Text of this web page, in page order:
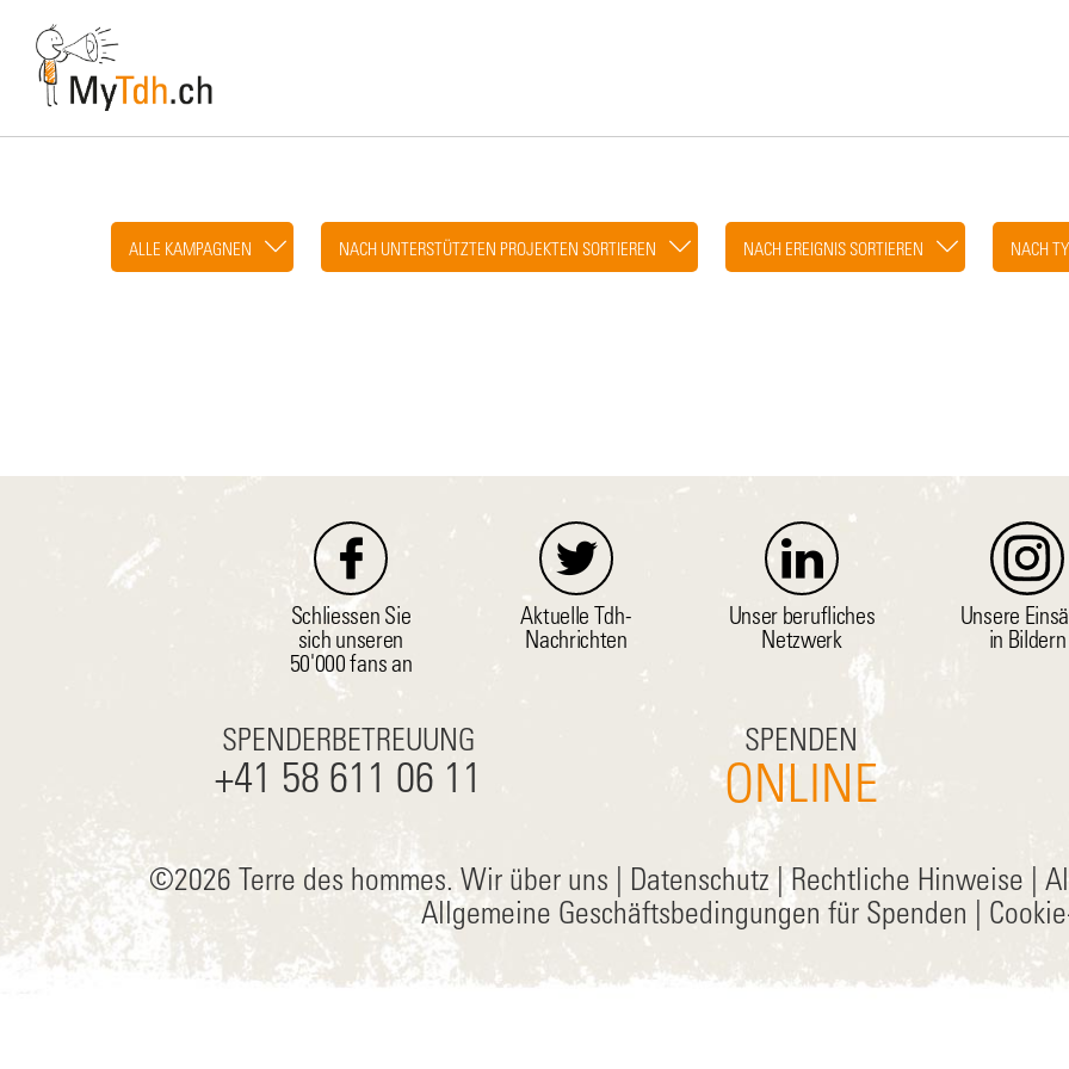
main
ALLE KAMPAGNEN NACH UNTERSTÜTZTEN PROJEKTEN SORTIEREN NACH EREIGNIS SORTIEREN NACH
Schliessen Sie
sich unseren
50'000 fans an
Aktuelle Tdh-
Nachrichten
Unser berufliches
Netzwerk
Unsere
in Bildern
SPENDERBETREUUNG
+41 58 611 06 11
SPENDEN
ONLINE
©2026 Terre des hommes. Wir über uns Datenschutz |Rechtliche Hinweise
Allgemeine Geschäftsbedingungen für Spenden